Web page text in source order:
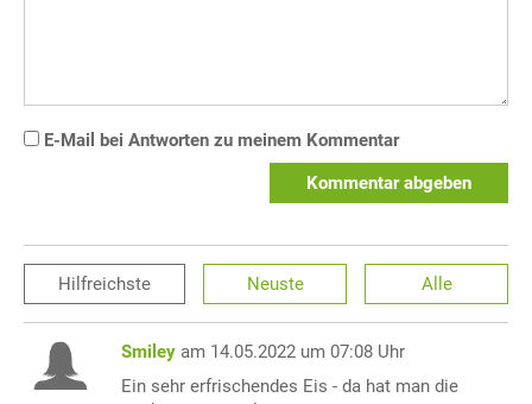
E-Mail bei Antworten zu meinem Kommentar
Kommentar abgeben
Hilfreichste Neuste Alle
Smiley am 14.05.2022 um 07:08 Uhr
Ein sehr erfrischendes Eis - da hat man die